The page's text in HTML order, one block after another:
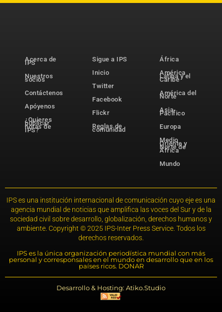
Acerca de
IPS
Nuestros
socios
Contáctenos
Apóyenos
¿Quieres
publicar
notas de
IPS?
Sigue a IPS
Inicio
Twitter
Facebook
Flickr
Reglas de
comunidad
África
América
Latina y el
Caribe
América del
Norte
Asia-
Pacífico
Europa
Medio
Oriente y
Norte de
África
Mundo
IPS es una institución internacional de comunicación cuyo eje es una
agencia mundial de noticias que amplifica las voces del Sur y de la
sociedad civil sobre desarrollo, globalización, derechos humanos y
ambiente. Copyright © 2025 IPS-Inter Press Service. Todos los
derechos reservados.
IPS es la única organización periodística mundial con más
personal y corresponsales en el mundo en desarrollo que en los
países ricos. DONAR
Desarrollo & Hosting: Atiko.Studio